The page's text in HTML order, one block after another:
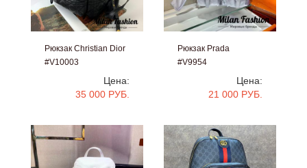
Рюкзак Christian Dior
#V10003
Цена:
35 000 РУБ.
Рюкзак Prada
#V9954
Цена:
21 000 РУБ.